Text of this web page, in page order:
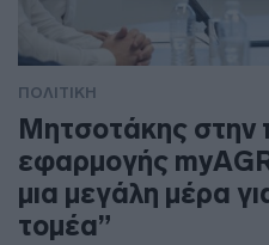
ΠΟΛΙΤΙΚΗ
Μητσοτάκης στην
εφαρμογής
μια μεγάλη μέρα
τομέα”